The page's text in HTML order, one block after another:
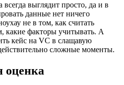
выглядит просто, да и в
данные нет ничего
не в том, как считать
факторы учитывать. А
кейс на VC в слащавую
сложные моменты.
оценка